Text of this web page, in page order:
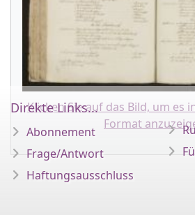
Klicken Sie auf das Bild, um es
Format
Direkte Links...
Abonnement
Frage/Antwort
Haftungsausschluss